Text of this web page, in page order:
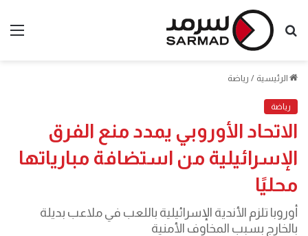
بحث
الرئيسية / رياضة
رياضة
الاتحاد الأوروبي يمدد منع الفرق
الإسرائيلية من استضافة مبارياتها
محليًا
أوروبا تلزم الأندية الإسرائيلية باللعب في ملاعب بديلة
بالخارج بسبب المخاوف الأمنية